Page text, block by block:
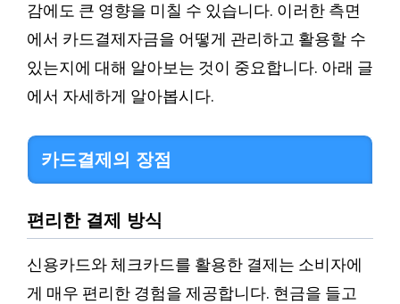
감에도 큰 영향을 미칠 수 있습니다. 이러한 측면
에서 카드결제자금을 어떻게 관리하고 활용할 수
있는지에 대해 알아보는 것이 중요합니다. 아래 글
에서 자세하게 알아봅시다.
카드결제의 장점
편리한 결제 방식
신용카드와 체크카드를 활용한 결제는 소비자에
게 매우 편리한 경험을 제공합니다. 현금을 들고